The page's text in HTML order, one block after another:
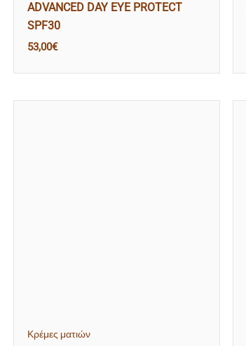
ADVANCED DAY EYE PROTECT
SPF30
53,00€
Κρέμες ματιών